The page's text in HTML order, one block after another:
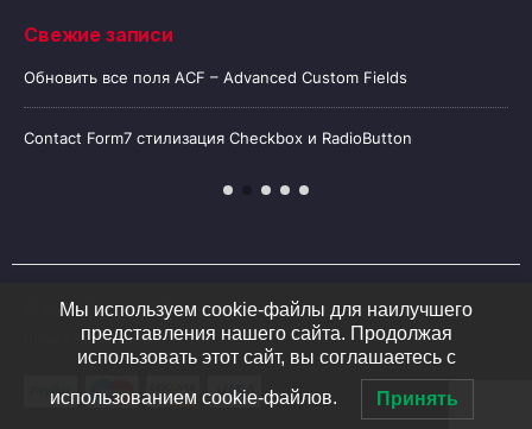
Свежие записи
Обновить все поля ACF – Advanced Custom Fields
Contact Form7 стилизация Checkbox и RadioButton
© Разработка и SEO продвижениеz-website.ru.2020. Все
права защищены
Мы используем cookie-файлы для наилучшего
представления нашего сайта. Продолжая
использовать этот сайт, вы соглашаетесь с
использованием cookie-файлов. Принять